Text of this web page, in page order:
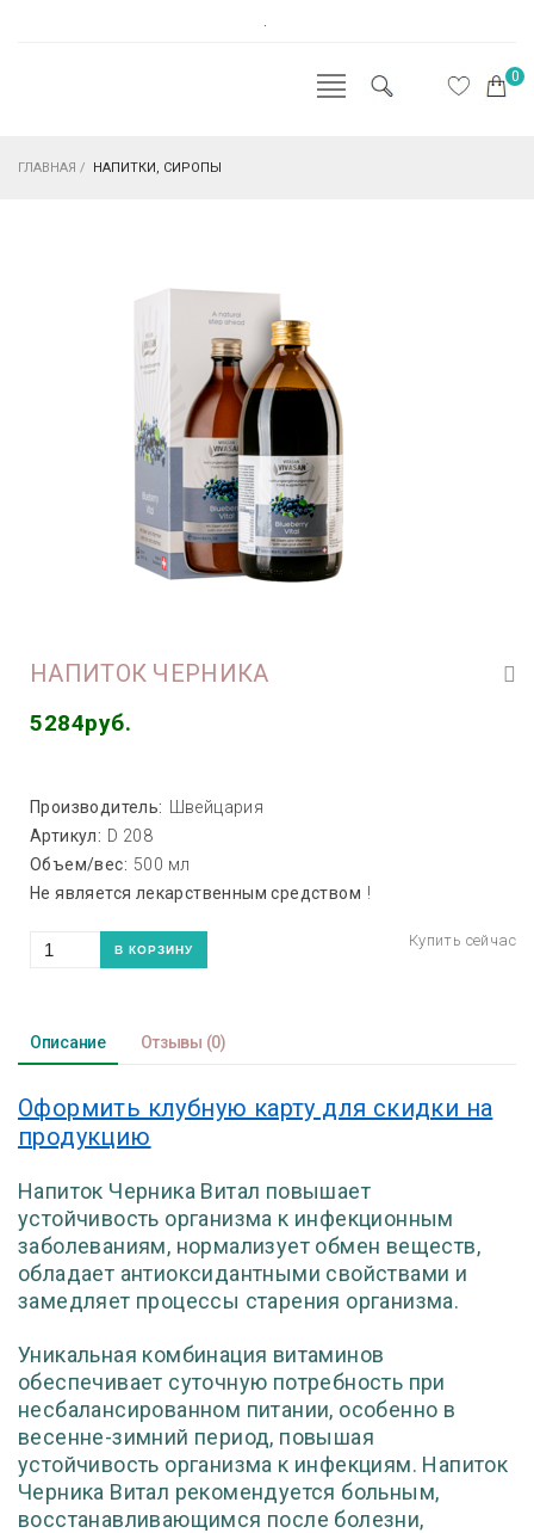
.
0
ГЛАВНАЯ / НАПИТКИ, СИРОПЫ
НАПИТОК ЧЕРНИКА
5284руб.
Производитель:
Швейцария
Артикул: D 208
Объем/вес: 500 мл
Не является лекарственным средством !
Описание Отзывы (0)
Оформить клубную карту для скидки на
продукцию
Напиток Черника Витал повышает
устойчивость организма к инфекционным
заболеваниям, нормализует обмен веществ,
обладает антиоксидантными свойствами и
замедляет процессы старения организма.
Уникальная комбинация витаминов
обеспечивает суточную потребность при
несбалансированном питании, особенно в
весенне-зимний период, повышая
устойчивость организма к инфекциям. Напиток
Черника Витал рекомендуется больным,
восстанавливающимся после болезни,